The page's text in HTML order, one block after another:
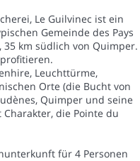
Le Guilvinec ist ein
Gemeinde des Pays
km südlich von Quimper.
Leuchttürme,
Orte (die Bucht von
Quimper und seine
die Pointe du
für 4 Personen